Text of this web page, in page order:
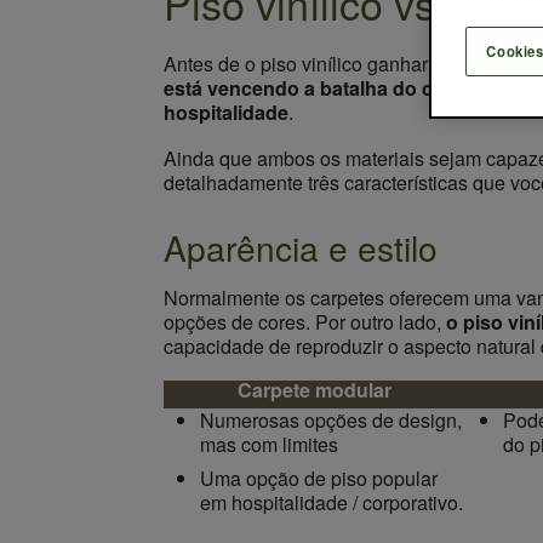
Antes de o piso vinílico ganhar
está vencendo a batalha do carpete –
hospitalidade.
Ainda que ambos os materiais sejam
detalhadamente três características que
Aparência e estilo
Normalmente os carpetes oferecem uma
opções de cores. Por outro lado, o piso
capacidade de reproduzir o aspecto
Carpete modular
Numerosas opções de design,
mas com limites
Uma opção de piso popular
em hospitalidade / corporativo.
do